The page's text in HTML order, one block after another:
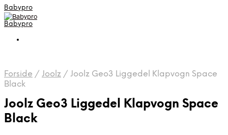
Babypro
Babypro
Forside / Joolz / Joolz Geo3 Liggedel Klapvogn Space
Black
Joolz Geo3 Liggedel Klapvogn Space
Black